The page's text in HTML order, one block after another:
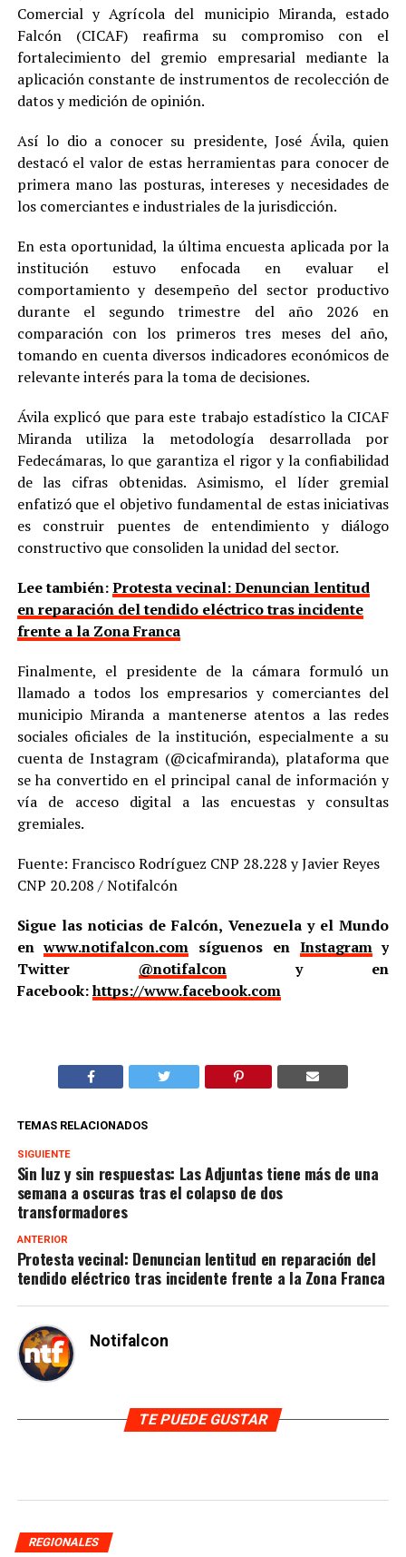
Comercial y Agrícola del municipio Miranda, estado
Falcón (CICAF) reafirma su compromiso con el
fortalecimiento del gremio empresarial mediante la
aplicación constante de instrumentos de recolección de
datos y medición de opinión.
Así lo dio a conocer su presidente, José Ávila, quien
destacó el valor de estas herramientas para conocer de
primera mano las posturas, intereses y necesidades de
los comerciantes e industriales de la jurisdicción.
En esta oportunidad, la última encuesta aplicada por la
institución estuvo enfocada en evaluar el
comportamiento y desempeño del sector productivo
durante el segundo trimestre del año 2026 en
comparación con los primeros tres meses del año,
tomando en cuenta diversos indicadores económicos de
relevante interés para la toma de decisiones.
Ávila explicó que para este trabajo estadístico la CICAF
Miranda utiliza la metodología desarrollada por
Fedecámaras, lo que garantiza el rigor y la confiabilidad
de las cifras obtenidas. Asimismo, el líder gremial
enfatizó que el objetivo fundamental de estas iniciativas
es construir puentes de entendimiento y diálogo
constructivo que consoliden la unidad del sector.
Lee también:Protesta vecinal: Denuncian lentitud
en reparación del tendido eléctrico tras incidente
frente a la Zona Franca
Finalmente, el presidente de la cámara formuló un
llamado a todos los empresarios y comerciantes del
municipio Miranda a mantenerse atentos a las redes
sociales oficiales de la institución, especialmente a su
cuenta de Instagram (@cicafmiranda), plataforma que
se ha convertido en el principal canal de información y
vía de acceso digital a las encuestas y consultas
gremiales.
Fuente: Francisco Rodríguez CNP 28.228 y Javier Reyes
CNP 20.208 / Notifalcón
Sigue las noticias de Falcón, Venezuela y el Mundo
enwww.notifalcon.com síguenos en Instagramy
Twitter @notifalcony en
Facebook:https://www.facebook.com
TEMAS RELACIONADOS
SIGUIENTE
Sin luz y sin respuestas: Las Adjuntas tiene más de una
semana a oscuras tras el colapso de dos
transformadores
ANTERIOR
Protesta vecinal: Denuncian lentitud en reparación del
tendido eléctrico tras incidente frente a la Zona Franca
Notifalcon
TE PUEDE GUSTAR
REGIONALES